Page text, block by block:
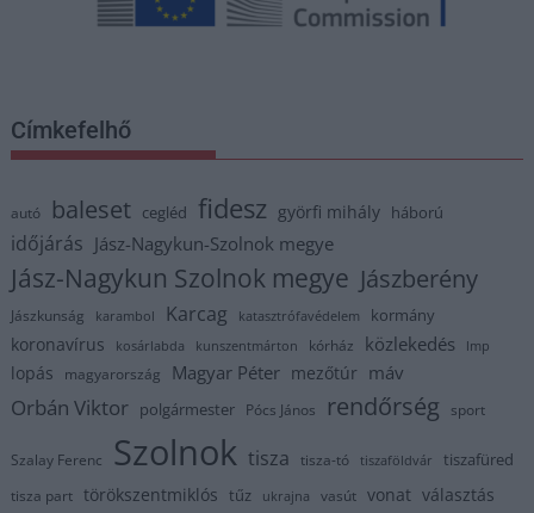
Címkefelhő
autó baleset cegléd fidesz györfi mihály háború
időjárás Jász-Nagykun-Szolnok megye
Jász-Nagykun Szolnok megye Jászberény
Jászkunság karambol Karcag katasztrófavédelem kormány
koronavírus kosárlabda kunszentmárton kórház közlekedés lmp
lopás magyarország Magyar Péter mezőtúr máv
Orbán Viktor polgármester Pócs János rendőrség sport
Szalay Ferenc Szolnok tisza tisza-tó tiszaföldvár tiszafüred
tisza part törökszentmiklós tűz ukrajna vasút vonat választás